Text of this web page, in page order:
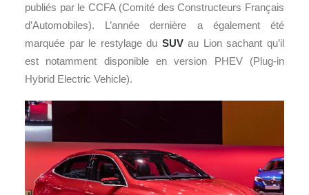
publiés par le CCFA (Comité des Constructeurs Français
d’Automobiles). L’année dernière a également été
marquée par le restylage du SUVau Lion sachant qu’il
est notamment disponible en version PHEV (Plug-in
Hybrid Electric Vehicle).